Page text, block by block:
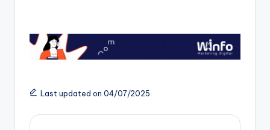
Last updated on 04/07/2025